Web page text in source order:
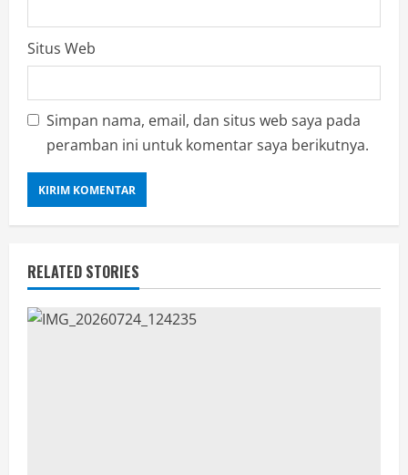
Situs Web
Simpan nama, email, dan situs web saya pada
peramban ini untuk komentar saya berikutnya.
RELATED STORIES